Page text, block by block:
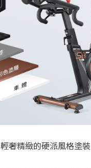
輕奢精緻的硬派風格塗裝